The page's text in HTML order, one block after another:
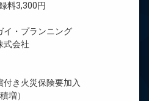
3,300円
プランニング
会社
火災保険要加入
）